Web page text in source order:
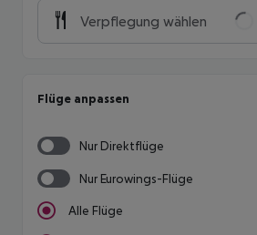
Verpflegung wählen
Flüge anpassen
Nur Direktflüge
Nur Eurowings-Flüge
Alle Flüge